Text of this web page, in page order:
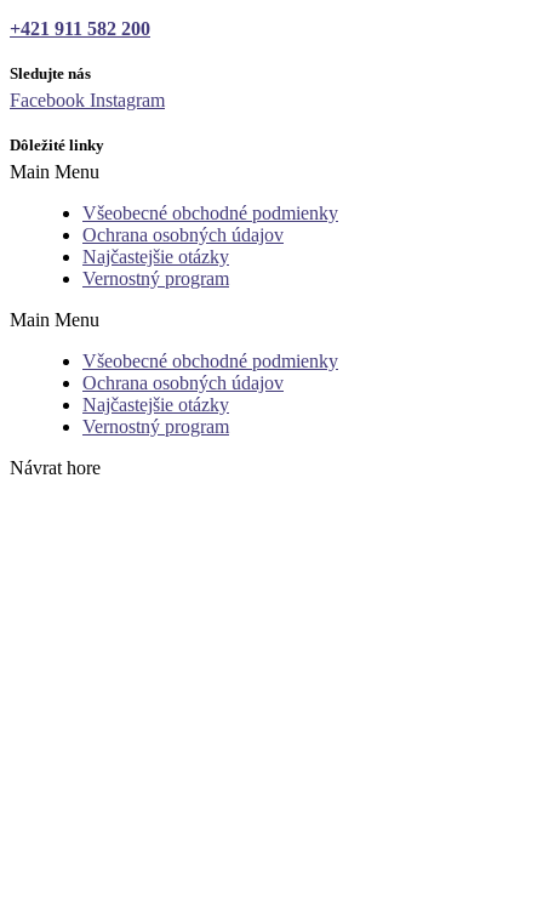
+421 911 582 200
Sledujte nás
Facebook Instagram
Dôležité linky
Main Menu
Všeobecné obchodné podmienky
Ochrana osobných údajov
Najčastejšie otázky
Vernostný program
Main Menu
Všeobecné obchodné podmienky
Ochrana osobných údajov
Najčastejšie otázky
Vernostný program
Návrat hore